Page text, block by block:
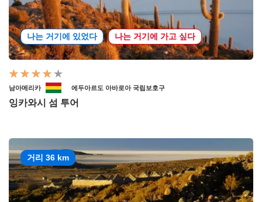
나는 거기에 있었다 나는 거기에 가고 싶다
남아메리카 에두아르도 아바로아 국립보호구
잉카와시 섬 투어
거리 36 km